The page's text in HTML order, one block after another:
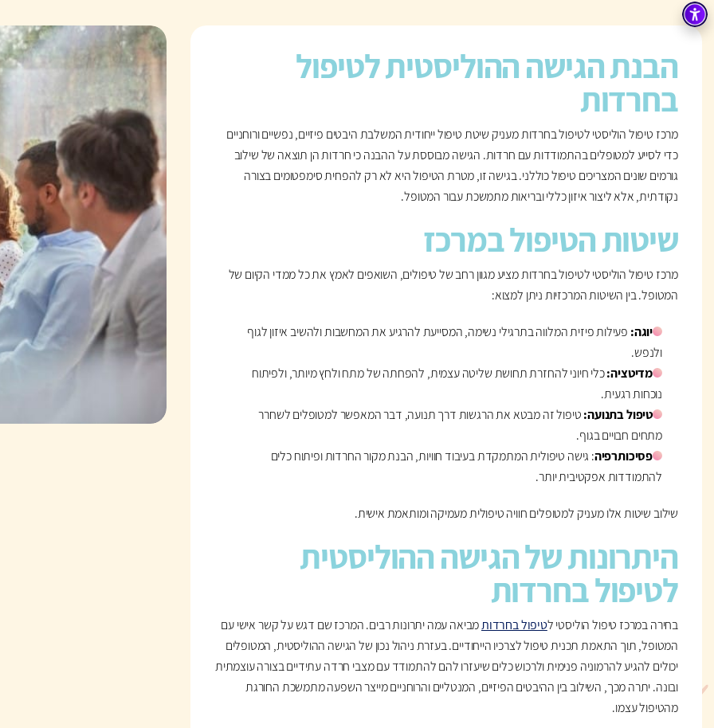
הבנת הגישה ההוליסטית לטיפול
בחרדות
מרכז טיפול הוליסטי לטיפול בחרדות מעניק שיטת טיפול ייחודית המשלבת היבטים פיזיים, נפשיים ורוחניים
כדי לסייע למטופלים בהתמודדות עם חרדות. הגישה מבוססת על ההבנה כי חרדות הן תוצאה של שילוב
גורמים שונים המצריכים טיפול כוללני. בגישה זו, מטרת הטיפול היא לא רק להפחית סימפטומים בצורה
נקודתית, אלא ליצור איזון כללי ובריאות מתמשכת עבור המטופל.
שיטות הטיפול במרכז
מרכז טיפול הוליסטי לטיפול בחרדות מציע מגוון רחב של טיפולים, השואפים לאמץ את כל ממדי הקיום של
המטופל. בין השיטות המרכזיות ניתן למצוא:
יוגה: פעילות פיזית המלווה בתרגילי נשימה, המסייעת להרגיע את המחשבות ולהשיב איזון לגוף
ולנפש.
מדיטציה:כלי חיוני להחזרת תחושת שליטה עצמית, להפחתה של מתח ולחץ מיותר, ולפיתוח
נוכחות רגעית.
טיפול בתנועה:טיפול זה מבטא את הרגשות דרך תנועה, דבר המאפשר למטופלים לשחרר
מתחים חבויים בגוף.
פסיכותרפיה: גישה טיפולית המתמקדת בעיבוד חוויות, הבנת מקור החרדות ופיתוח כלים
להתמודדות אפקטיבית יותר.
שילוב שיטות אלו מעניק למטופלים חוויה טיפולית מעמיקה ומותאמת אישית.
היתרונות של הגישה ההוליסטית
לטיפול בחרדות
בחירה במרכז טיפול הוליסטי לטיפול בחרדותמביאה עמה יתרונות רבים. המרכז שם דגש על קשר אישי עם
המטופל, תוך התאמת תכנית טיפול לצרכיו הייחודיים. בעזרת ניהול נכון של הגישה ההוליסטית, המטופלים
יכולים להגיע להרמוניה פנימית ולרכוש כלים שיעזרו להם להתמודד עם מצבי חרדה עתידיים בצורה עוצמתית
ובונה. יתרה מכך, השילוב בין ההיבטים הפיזיים, המנטליים והרוחניים מייצר השפעה מתמשכת החורגת
מהטיפול עצמו.